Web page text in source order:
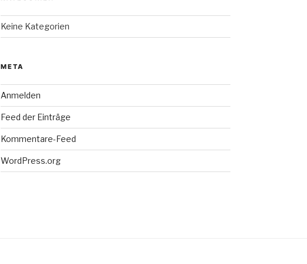
Keine Kategorien
META
Anmelden
Feed der Einträge
Kommentare-Feed
WordPress.org